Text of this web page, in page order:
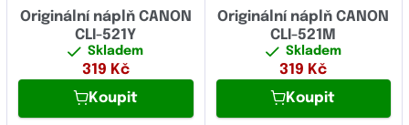
Originální náplň CANON
CLI-521Y
Skladem
319 Kč
Koupit
Originální náplň CANON
CLI-521M
Skladem
319 Kč
Koupit